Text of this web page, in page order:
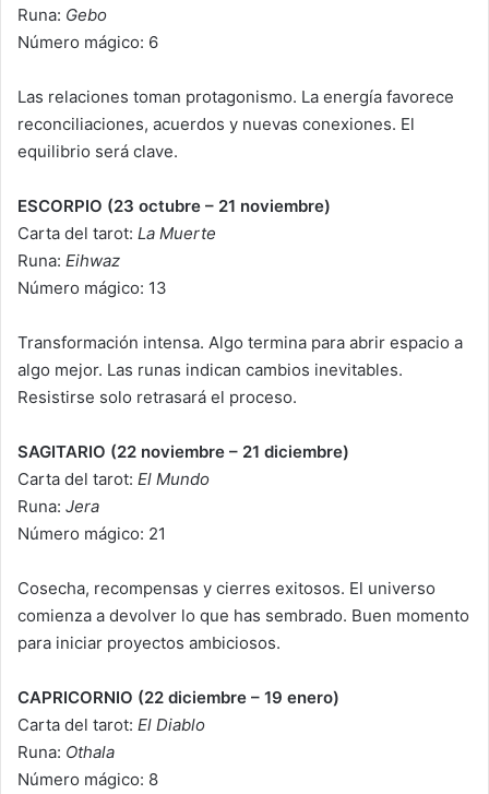
Runa: Gebo
Número mágico: 6
Las relaciones toman protagonismo. La energía favorece
reconciliaciones, acuerdos y nuevas conexiones. El
equilibrio será clave.
ESCORPIO (23 octubre – 21 noviembre)
Carta del tarot: La Muerte
Runa: Eihwaz
Número mágico: 13
Transformación intensa. Algo termina para abrir espacio a
algo mejor. Las runas indican cambios inevitables.
Resistirse solo retrasará el proceso.
SAGITARIO (22 noviembre – 21 diciembre)
Carta del tarot: El Mundo
Runa: Jera
Número mágico: 21
Cosecha, recompensas y cierres exitosos. El universo
comienza a devolver lo que has sembrado. Buen momento
para iniciar proyectos ambiciosos.
CAPRICORNIO (22 diciembre – 19 enero)
Carta del tarot: El Diablo
Runa: Othala
Número mágico: 8